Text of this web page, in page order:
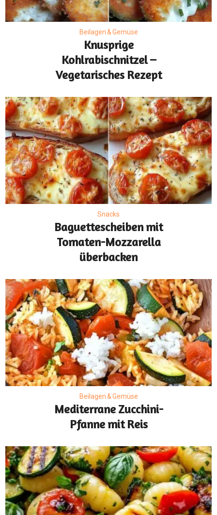
Beilagen & Gemüse
Knusprige
Kohlrabischnitzel –
Vegetarisches Rezept
Snacks
Baguettescheiben mit
Tomaten-Mozzarella
überbacken
Beilagen & Gemüse
Mediterrane Zucchini-
Pfanne mit Reis